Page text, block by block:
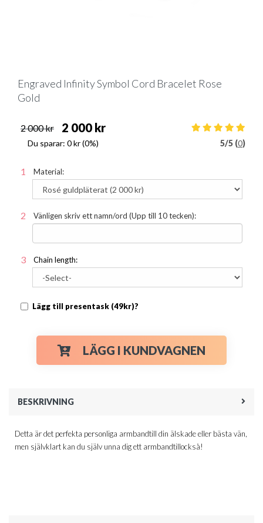
Engraved Infinity Symbol Cord Bracelet Rose
Gold
2 000 kr 2 000 kr
Du sparar: 0 kr(0%) 5/5 (0)
Material:
Vänligen skriv ett namn/ord (Upp till 10 tecken):
Chain length:
Lägg till presentask (49kr)?
LÄGG I KUNDVAGNEN
BESKRIVNING
Detta är det perfekta personliga armbandtill din älskade eller bästa vän,
men självklart kan du själv unna dig ett armbandtillockså!